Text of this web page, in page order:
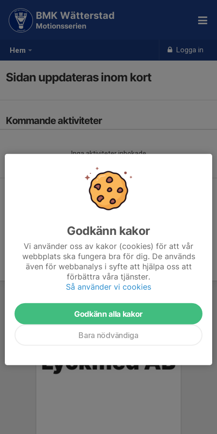
Hem Logga in
BMK Wätterstad
Motionsserien
Sidan uppdateras inom kort
Kommande aktiviteter
Inga aktiviteter inbokade
Godkänn kakor
Vi använder oss av kakor (cookies) för att vår
webbplats ska fungera bra för dig. De används
även för webbanalys i syfte att hjälpa oss att
förbättra våra tjänster.
Så använder vi cookies
Godkänn alla kakor
Bara nödvändiga